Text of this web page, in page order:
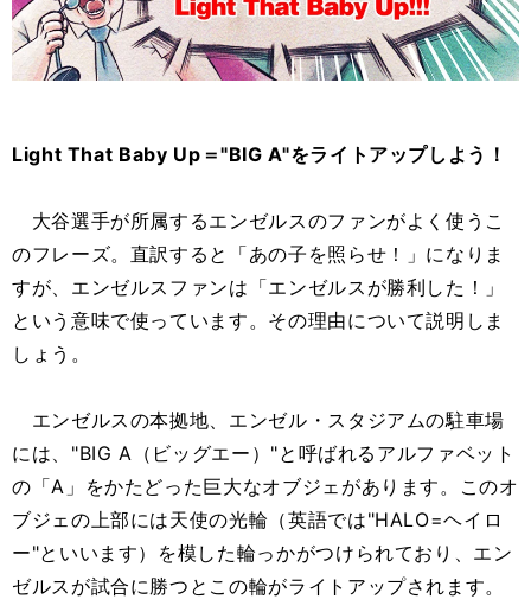
Light That Baby Up＝"BIG A"をライトアップしよう！
大谷選手が所属するエンゼルスのファンがよく使うこ
のフレーズ。直訳すると「あの子を照らせ！」になりま
すが、エンゼルスファンは「エンゼルスが勝利した！」
という意味で使っています。その理由について説明しま
しょう。
エンゼルスの本拠地、エンゼル・スタジアムの駐車場
には、"BIG A（ビッグエー）"と呼ばれるアルファベット
の「A」をかたどった巨大なオブジェがあります。このオ
ブジェの上部には天使の光輪（英語では"HALO=ヘイロ
ー"といいます）を模した輪っかがつけられており、エン
ゼルスが試合に勝つとこの輪がライトアップされます。